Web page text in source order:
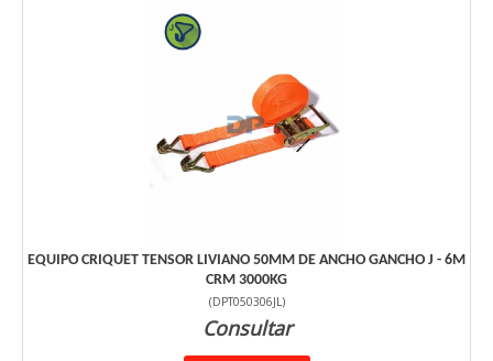
EQUIPO CRIQUET TENSOR LIVIANO 50MM DE ANCHO GANCHO J - 6M
CRM 3000KG
(DPT050306JL)
Consultar